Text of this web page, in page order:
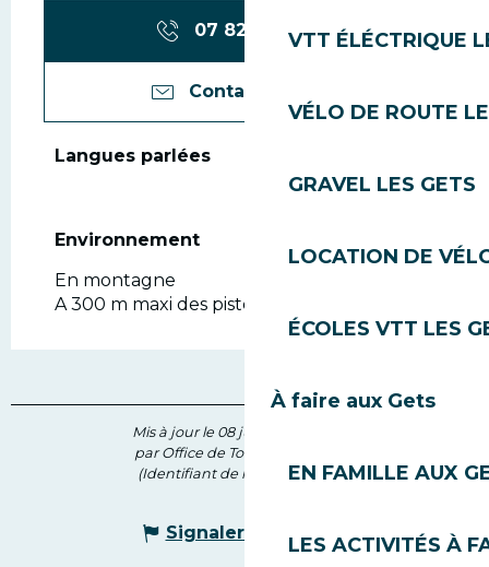
VTT ÉLÉCTRIQUE
VÉLO DE ROUTE
GRAVEL LES GETS
LOCATION DE
ÉCOLES VTT LES
À faire aux Gets
EN FAMILLE AUX
LES ACTIVITÉS À
07 82 56 81▒▒
Contactez-nous
Langues parlées
Langues parlées
Environnement
Environnement
En montagne
A 300 m maxi des pistes
Mis à jour le 08 juillet 2026 à 11:50
par Office de Tourisme des Gets
(Identifiant de l'offre :
7305477)
Signaler une erreur